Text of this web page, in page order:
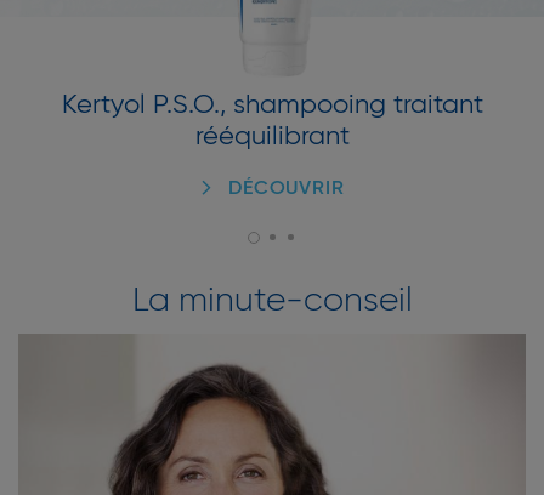
Kertyol P.S.O., shampooing traitant
rééquilibrant
DÉCOUVRIR
La minute-conseil